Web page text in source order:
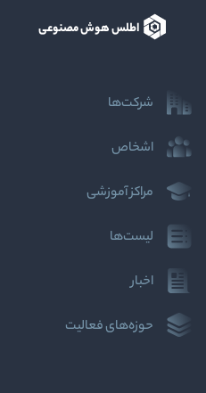
اطلس هوش مصنوعی
شرکت‌ها
اشخاص
مراکز آموزشی
لیست‌ها
اخبار
حوزه‌های فعالیت